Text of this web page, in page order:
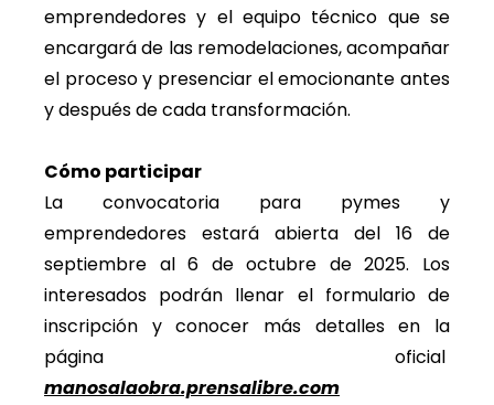
emprendedores y el equipo técnico que se
encargará de las remodelaciones, acompañar
el proceso y presenciar el emocionante antes
y después de cada transformación.
Cómo participar
La convocatoria para pymes y
emprendedores estará abierta del 16 de
septiembre al 6 de octubre de 2025. Los
interesados podrán llenar el formulario de
inscripción y conocer más detalles en la
página oficial
manosalaobra.prensalibre.com